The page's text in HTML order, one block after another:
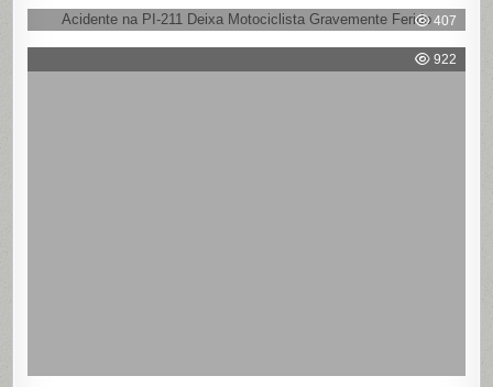
407
Acidente na PI-211 Deixa Motociclista Gravemente Ferido
922